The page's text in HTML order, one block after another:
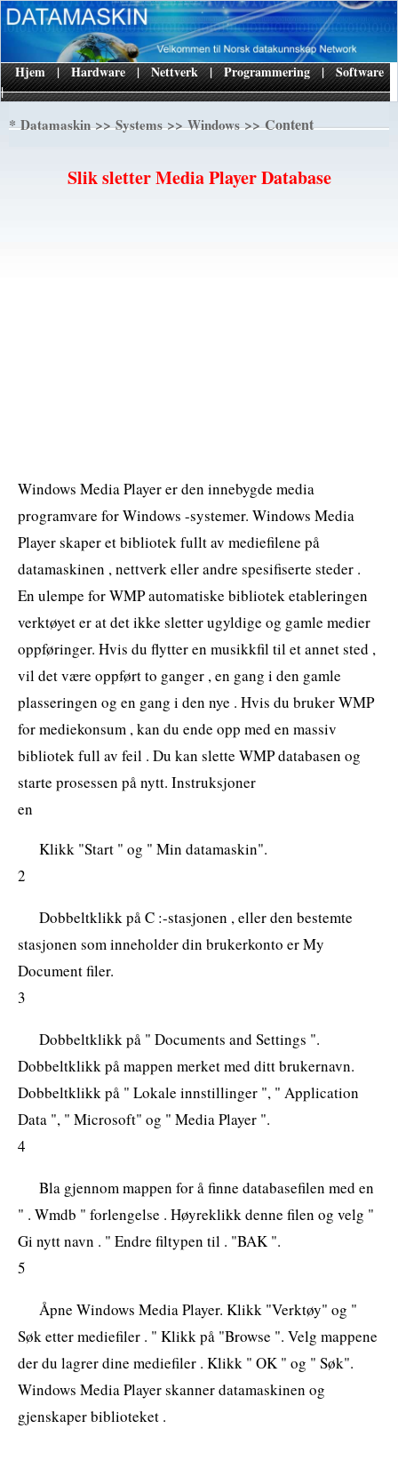
|
Hjem | Hardware | Nettverk | Programmering | Software
*Datamaskin>>Systems>>Windows>> Content
Slik sletter Media Player Database
Windows Media Player er den innebygde media
programvare for Windows -systemer. Windows Media
Player skaper et bibliotek fullt av mediefilene på
datamaskinen , nettverk eller andre spesifiserte steder .
En ulempe for WMP automatiske bibliotek etableringen
verktøyet er at det ikke sletter ugyldige og gamle medier
oppføringer. Hvis du flytter en musikkfil til et annet sted ,
vil det være oppført to ganger , en gang i den gamle
plasseringen og en gang i den nye . Hvis du bruker WMP
for mediekonsum , kan du ende opp med en massiv
bibliotek full av feil . Du kan slette WMP databasen og
starte prosessen på nytt. Instruksjoner
en
Klikk "Start " og " Min datamaskin".
2
Dobbeltklikk på C :-stasjonen , eller den bestemte
stasjonen som inneholder din brukerkonto er My
Document filer.
3
Dobbeltklikk på " Documents and Settings ".
Dobbeltklikk på mappen merket med ditt brukernavn.
Dobbeltklikk på " Lokale innstillinger ", " Application
Data ", " Microsoft" og " Media Player ".
4
Bla gjennom mappen for å finne databasefilen med en
" . Wmdb " forlengelse . Høyreklikk denne filen og velg "
Gi nytt navn . " Endre filtypen til . "BAK ".
5
Åpne Windows Media Player. Klikk "Verktøy" og "
Søk etter mediefiler . " Klikk på "Browse ". Velg mappene
der du lagrer dine mediefiler . Klikk " OK " og " Søk".
Windows Media Player skanner datamaskinen og
gjenskaper biblioteket .